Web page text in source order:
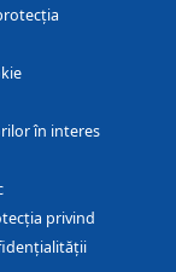
în interes
privind